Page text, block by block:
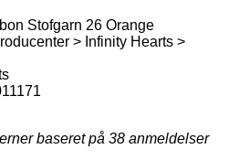
Stofgarn 26 Orange
> Infinity Hearts >
baseret på 38 anmeldelser